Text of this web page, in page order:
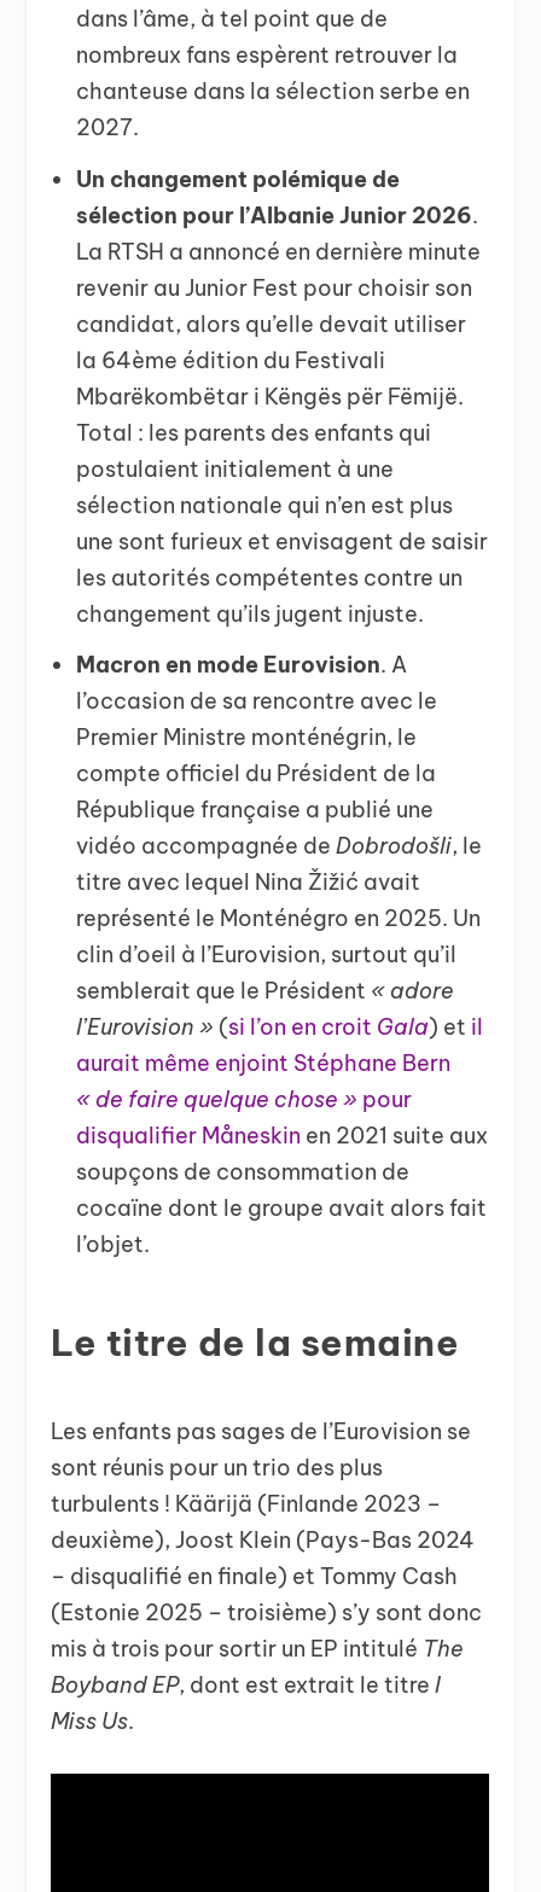
dans l’âme, à tel point que de
nombreux fans espèrent retrouver la
chanteuse dans la sélection serbe en
2027.
Un changement polémique de
sélection pour l’Albanie Junior 2026.
La RTSH a annoncé en dernière minute
revenir au Junior Fest pour choisir son
candidat, alors qu’elle devait utiliser
la 64ème édition du Festivali
Mbarëkombëtar i Këngës për Fëmijë.
Total : les parents des enfants qui
postulaient initialement à une
sélection nationale qui n’en est plus
une sont furieux et envisagent de saisir
les autorités compétentes contre un
changement qu’ils jugent injuste.
Macron en mode Eurovision. A
l’occasion de sa rencontre avec le
Premier Ministre monténégrin, le
compte officiel du Président de la
République française a publié une
vidéo accompagnée de Dobrodošli, le
titre avec lequel Nina Žižić avait
représenté le Monténégro en 2025. Un
clin d’oeil à l’Eurovision, surtout qu’il
semblerait que le Président « adore
l’Eurovision » (si l’on en croit Gala) et il
aurait même enjoint Stéphane Bern
« de faire quelque chose » pour
disqualifier Måneskin en 2021 suite aux
soupçons de consommation de
cocaïne dont le groupe avait alors fait
l’objet.
Le titre de la semaine
Les enfants pas sages de l’Eurovision se
sont réunis pour un trio des plus
turbulents ! Käärijä (Finlande 2023 –
deuxième), Joost Klein (Pays-Bas 2024
– disqualifié en finale) et Tommy Cash
(Estonie 2025 – troisième) s’y sont donc
mis à trois pour sortir un EP intitulé The
Boyband EP, dont est extrait le titreI
Miss Us.